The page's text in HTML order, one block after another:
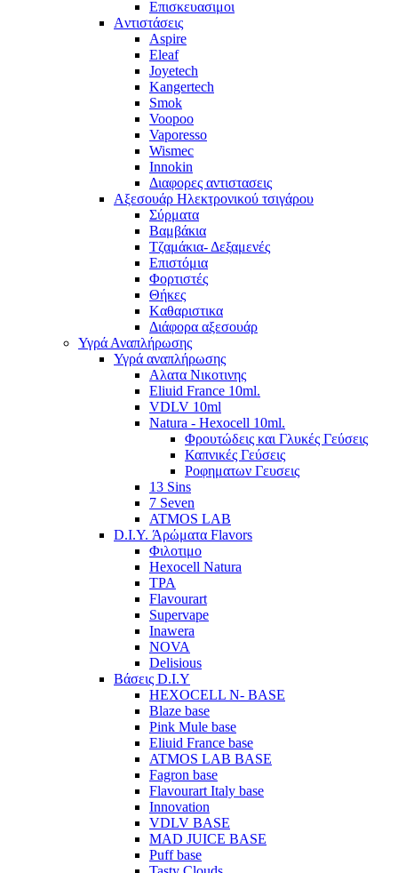
Επισκευασιμοι
Aντιστάσεις
Aspire
Eleaf
Joyetech
Kangertech
Smok
Voopoo
Vaporesso
Wismec
Ιnnokin
Διαφορες αντιστασεις
Αξεσουάρ Ηλεκτρονικού τσιγάρου
Σύρματα
Βαμβάκια
Τζαμάκια- Δεξαμενές
Επιστόμια
Φορτιστές
Θήκες
Kαθαριστικα
Διάφορα αξεσουάρ
Υγρά Αναπλήρωσης
Υγρά αναπλήρωσης
Aλατα Νικοτινης
Eliuid France 10ml.
VDLV 10ml
Natura - Hexocell 10ml.
Φρουτώδεις και Γλυκές Γεύσεις
Καπνικές Γεύσεις
Ροφηματων Γευσεις
13 Sins
7 Seven
ATMOS LAB
D.I.Y. Άρώματα Flavors
Φιλοτιμο
Hexocell Natura
TPA
Flavourart
Supervape
Inawera
ΝOVA
Delisious
Βάσεις D.I.Y
HEXOCELL N- BASE
Blaze base
Pink Mule base
Eliuid France base
ATMOS LAB BASE
Fagron base
Flavourart Italy base
Innovation
VDLV BASE
MAD JUICE BASE
Puff base